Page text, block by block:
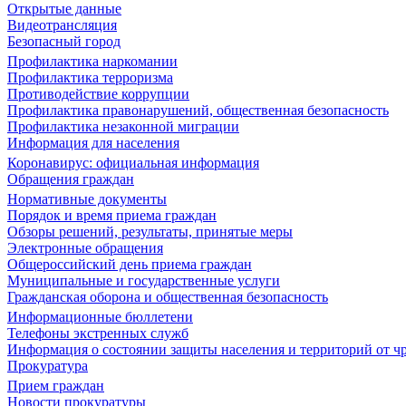
Открытые данные
Видеотрансляция
Безопасный город
Профилактика наркомании
Профилактика терроризма
Противодействие коррупции
Профилактика правонарушений, общественная безопасность
Профилактика незаконной миграции
Информация для населения
Коронавирус: официальная информация
Обращения граждан
Нормативные документы
Порядок и время приема граждан
Обзоры решений, результаты, принятые меры
Электронные обращения
Общероссийский день приема граждан
Муниципальные и государственные услуги
Гражданская оборона и общественная безопасность
Информационные бюллетени
Телефоны экстренных служб
Информация о состоянии защиты населения и территорий от
Прокуратура
Прием граждан
Новости прокуратуры